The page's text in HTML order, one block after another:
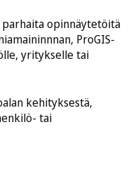
parhaita opinnäytetöitä
ProGIS-
yritykselle tai
kehityksestä,
tai